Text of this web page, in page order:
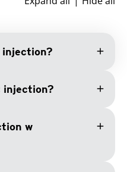
add
injection? add
w
add